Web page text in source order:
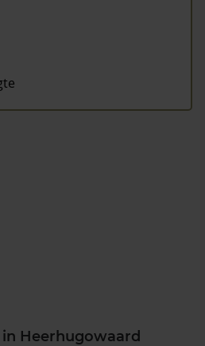
Heerhugowaard